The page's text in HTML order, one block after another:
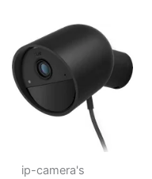
ip-camera's